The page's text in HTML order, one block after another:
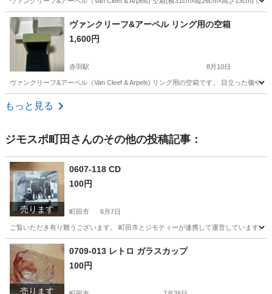
東京 北区 赤羽駅 小物 ヴァンクリーフ
ヴァンクリーフ&アーペル リング用の空箱
1,600円
赤羽駅 8月10日
ヴァンクリーフ&アーペル（Van Cleef & Arpels) リング用の空箱です。 目立った傷や
東京 北区
もっと見る
ジモスポ町田 さんのその他の投稿記事：
売ります
0607-118 CD
100円
町田市 6月7日
ご覧いただき有り難うございます。 町田市とジモティーが連携して運営していま
東京 町田市 リユース
売ります
0709-013 レトロ ガラスカップ
100円